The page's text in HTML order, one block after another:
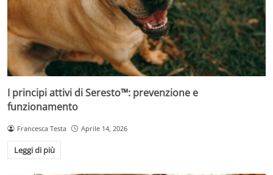
I principi attivi di Seresto™: prevenzione e
funzionamento
Francesca Testa Aprile 14, 2026
Leggi di più